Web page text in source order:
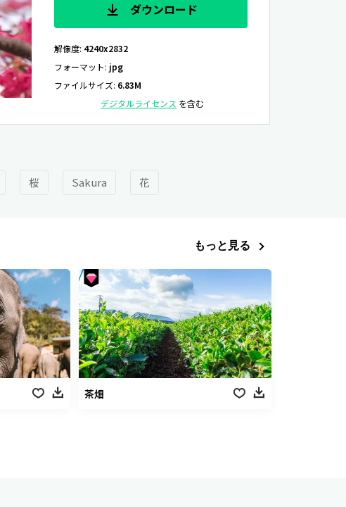
ダウンロード
解像度: 4240x2832
フォーマット: jpg
ファイルサイズ: 6.83M
デジタルライセンス を含む
桜 Sakura 花
もっと見る
茶畑